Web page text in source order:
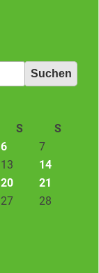
S
S
6
7
13
14
20
21
27
28